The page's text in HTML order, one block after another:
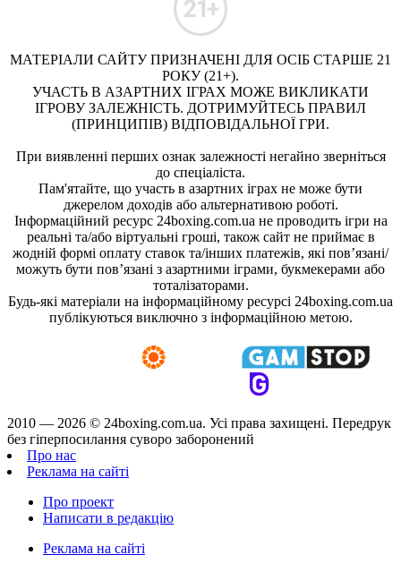
МАТЕРІАЛИ САЙТУ ПРИЗНАЧЕНІ ДЛЯ ОСІБ СТАРШЕ 21
РОКУ (21+).
УЧАСТЬ В АЗАРТНИХ ІГРАХ МОЖЕ ВИКЛИКАТИ
ІГРОВУ ЗАЛЕЖНІСТЬ. ДОТРИМУЙТЕСЬ ПРАВИЛ
(ПРИНЦИПІВ) ВІДПОВІДАЛЬНОЇ ГРИ.
При виявленні перших ознак залежності негайно зверніться
до спеціаліста.
Пам'ятайте, що участь в азартних іграх не може бути
джерелом доходів або альтернативою роботі.
Інформаційний ресурс 24boxing.com.ua не проводить ігри на
реальні та/або віртуальні гроші, також сайт не приймає в
жодній формі оплату ставок та/інших платежів, які пов’язані/
можуть бути пов’язані з азартними іграми, букмекерами або
тоталізаторами.
Будь-які матеріали на інформаційному ресурсі 24boxing.com.ua
публікуються виключно з інформаційною метою.
2010 — 2026 © 24boxing.com.ua. Усi права захищенi. Передрук
без гіперпосилання суворо заборонений
Про нас
Реклама на сайті
Про проект
Написати в редакцію
Реклама на сайті